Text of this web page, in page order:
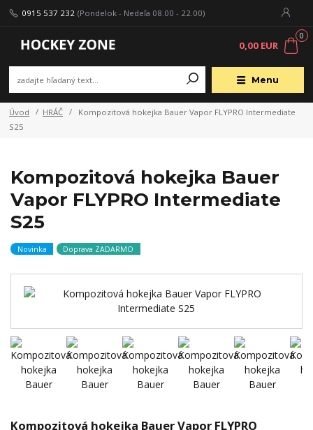
Menu
0915 537 232 (Pondelok - Nedeľa 08.00 - 22.00)
0
0,00 EUR
Úvod HRÁČ
Kompozitová hokejka Bauer Vapor FLYPRO Intermediate
S25
Kompozitová hokejka Bauer
Vapor FLYPRO Intermediate
S25
Novinka Doprava ZADARMO
Kompozitová hokejka Bauer Vapor FLYPRO